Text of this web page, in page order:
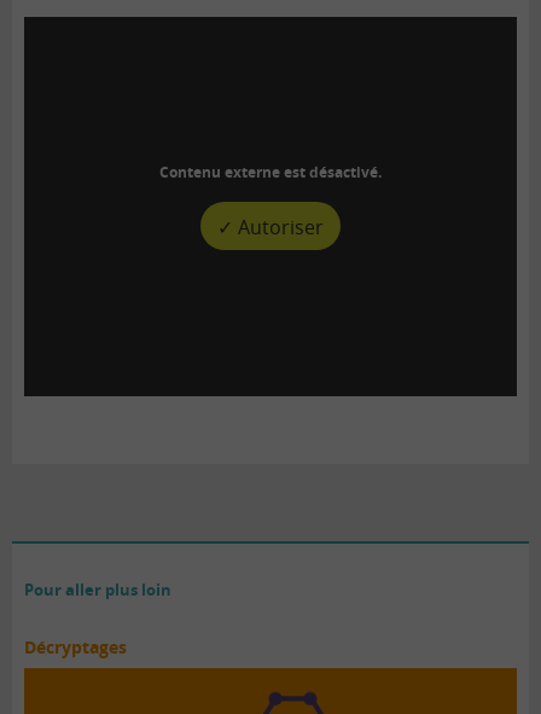
Contenu externe est désactivé.
✓ Autoriser
Pour aller plus loin
Décryptages